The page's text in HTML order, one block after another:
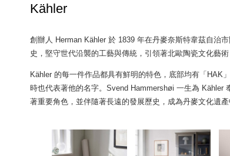
Kähler
創辦人 Herman Kähler 於 1839 年在丹麥奈斯特韋茲自治
史，堅守世代沿襲的工藝與傳統，引領著北歐陶瓷文化藝
Kähler 的每一件作品都具有鮮明的特色，底部均有「HAK
時也代表著他的名字。Svend Hammershøi 一生為 Kähler
著重要角色，並伴隨著長遠的發展歷史，成為丹麥文化遺產